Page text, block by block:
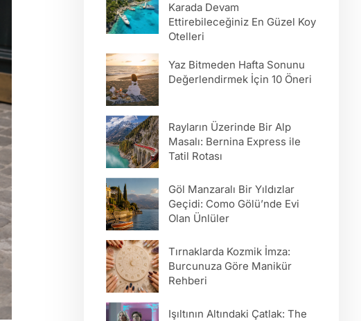
Karada Devam
Ettirebileceğiniz En Güzel Koy
Otelleri
Yaz Bitmeden Hafta Sonunu
Değerlendirmek İçin 10 Öneri
Rayların Üzerinde Bir Alp
Masalı: Bernina Express ile
Tatil Rotası
Göl Manzaralı Bir Yıldızlar
Geçidi: Como Gölü’nde Evi
Olan Ünlüler
Tırnaklarda Kozmik İmza:
Burcunuza Göre Manikür
Rehberi
Işıltının Altındaki Çatlak: The